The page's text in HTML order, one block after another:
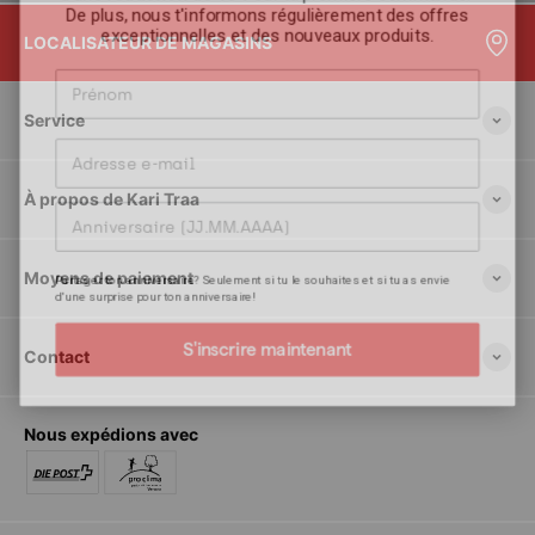
LOCALISATEUR DE MAGASINS
Service
À propos de Kari Traa
Contact
Nous expédions avec
Moyens de paiement
exceptionnelles et des nouveaux produits.
Adresse e-mail
Anniversaire
d'une surprise pour ton anniversaire!